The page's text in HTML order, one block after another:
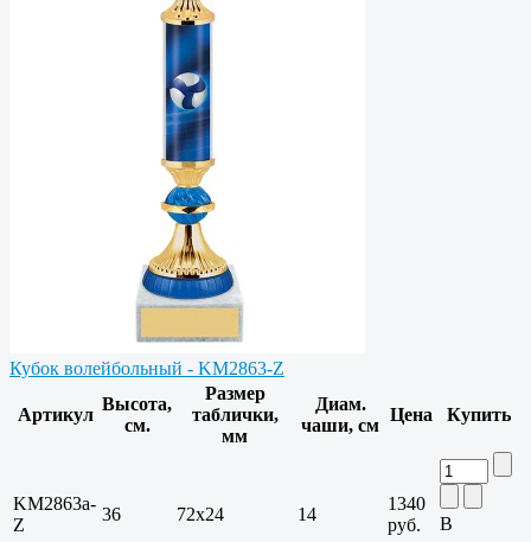
Кубок волейбольный - KM2863-Z
Артикул
Высота,
см.
Размер
таблички,
мм
Диам.
чаши, см
Цена Купить
KM2863a-
Z
36 72х24 14
1340
руб.
В